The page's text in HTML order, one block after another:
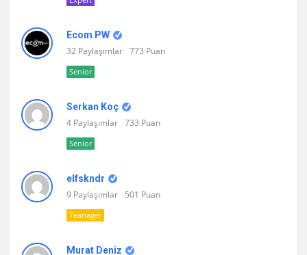
Ecom PW
32 Paylaşımlar 773 Puan
Senior
Serkan Koç
4 Paylaşımlar 733 Puan
Senior
elfskndr
9 Paylaşımlar 501 Puan
Teanager
Murat Deniz